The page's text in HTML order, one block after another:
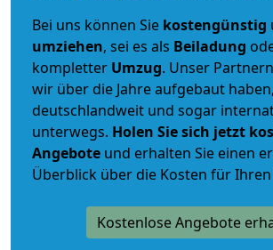
Bei uns können Sie kostengünstig
umziehen, sei es als Beiladung
kompletter Umzug. Unser
wir über die Jahre aufgebaut
deutschlandweit und sogar
unterwegs. Holen Sie sich jetzt
Angebote und erhalten Sie einen
Überblick über die Kosten für
Kostenlose Angebote